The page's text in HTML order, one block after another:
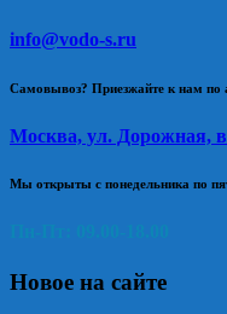
info@vodo-s.ru
Самовывоз? Приезжайте к нам по
Москва, ул. Дорожная,
Мы открыты с понедельника по
Новое на сайте